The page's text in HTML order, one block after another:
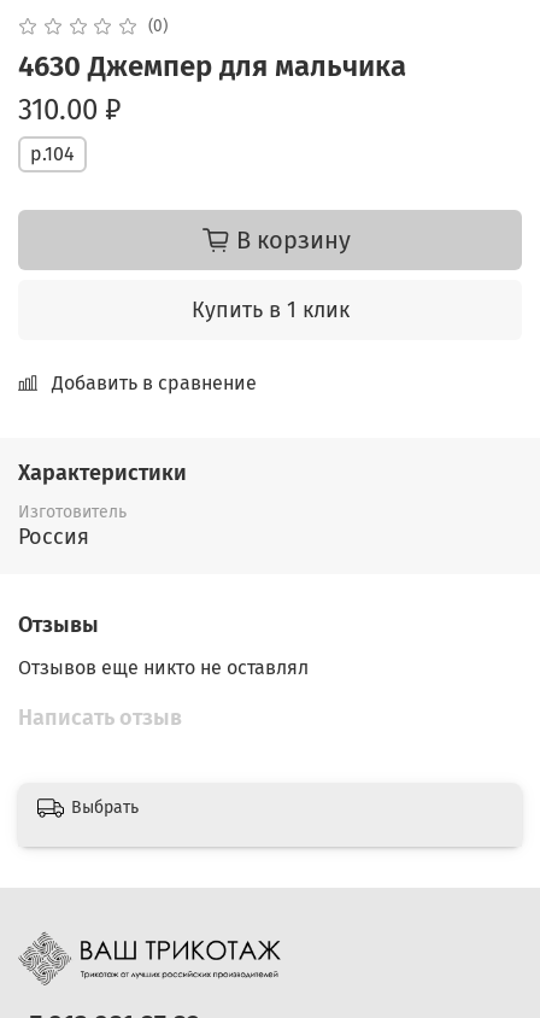
(0)
4630 Джемпер для мальчика
310.00 ₽
р.104
В корзину
Купить в 1 клик
Добавить в сравнение
Характеристики
Изготовитель
Россия
Отзывы
Отзывов еще никто не оставлял
Написать отзыв
Выбрать